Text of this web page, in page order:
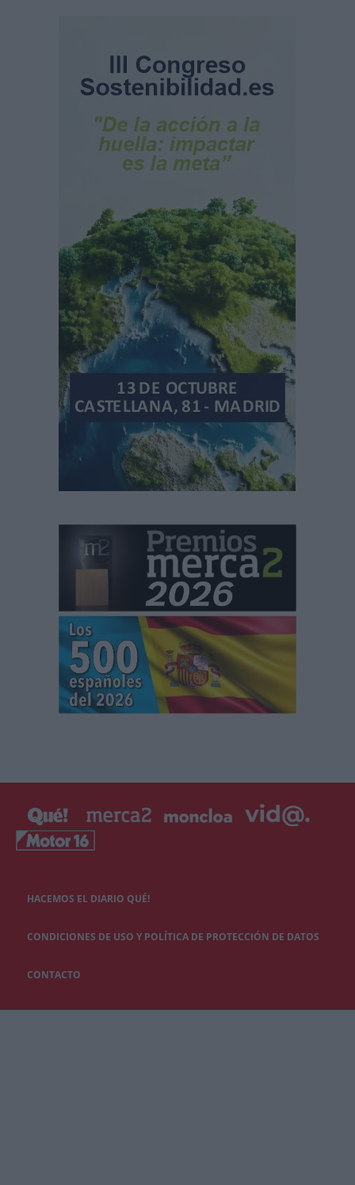
HACEMOS EL DIARIO QUÉ!
CONDICIONES DE USO Y POLÍTICA DE PROTECCIÓN DE DATOS
CONTACTO